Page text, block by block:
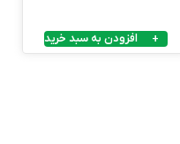
افزودن به سبد خرید